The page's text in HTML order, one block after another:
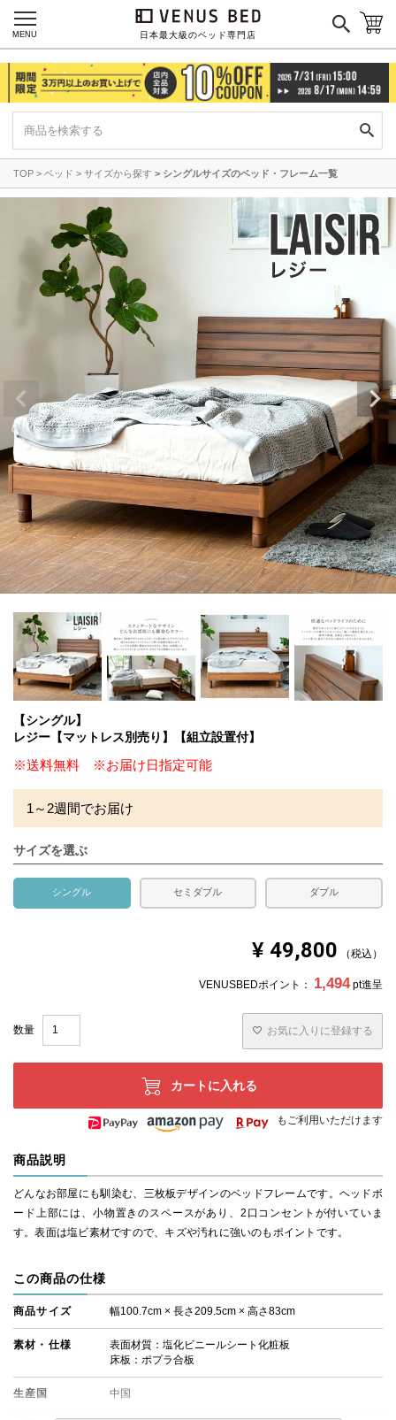
日本最大級のベッド専門店
MENU
TOP ベッド サイズから探す シングルサイズのベッド・フレーム一覧
【シングル】
レジー【マットレス別売り】【組立設置付】
※送料無料 ※お届け日指定可能
1～2週間でお届け
サイズを選ぶ
シングル セミダブル ダブル
¥ 49,800 税込
VENUSBEDポイント： 1,494 pt進呈
お気に入りに登録する
カートに入れる
もご利用いただけます
商品説明
どんなお部屋にも馴染む、三枚板デザインのベッドフレームです。ヘッドボ
ード上部には、小物置きのスペースがあり、2口コンセントが付いていま
す。表面は塩ビ素材ですので、キズや汚れに強いのもポイントです。
この商品の仕様
商品サイズ 幅100.7cm × 長さ209.5cm × 高さ83cm
素材・仕様
表面材質：塩化ビニールシート化粧板
床板：ポプラ合板
生産国 中国